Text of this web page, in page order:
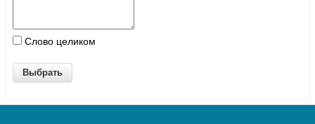
Слово целиком